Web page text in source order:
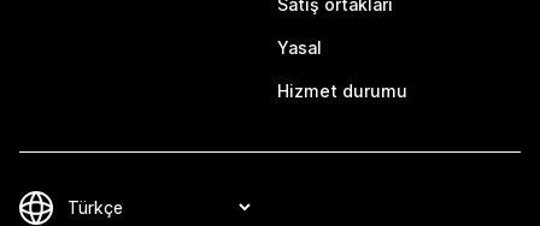
Satış ortakları
Yasal
Hizmet durumu